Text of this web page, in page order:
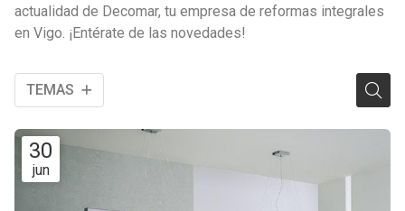
actualidad de Decomar, tu empresa de reformas integrales
en Vigo. ¡Entérate de las novedades!
TEMAS
30
jun